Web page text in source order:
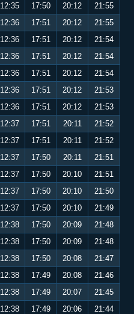
12:35 17:50 20:12
21:55
12:36 17:51 20:12
21:55
12:36 17:51 20:12
21:54
12:36 17:51 20:12
21:54
12:36 17:51 20:12
21:54
12:36 17:51 20:12
21:53
12:36 17:51 20:12
21:53
12:37 17:51 20:11
21:52
12:37 17:51 20:11
21:52
12:37 17:50 20:11
21:51
12:37 17:50 20:10
21:51
12:37 17:50 20:10
21:50
12:37 17:50 20:10
21:49
12:38 17:50 20:09
21:48
12:38 17:50 20:09
21:48
12:38 17:50 20:08
21:47
12:38 17:49 20:08
21:46
12:38 17:49 20:07
21:45
12:38 17:49 20:06
21:44